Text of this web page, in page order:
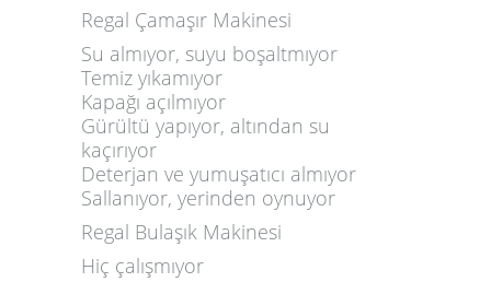
Regal Çamaşır Makinesi
Su almıyor, suyu boşaltmıyor
Temiz yıkamıyor
Kapağı açılmıyor
Gürültü yapıyor, altından su
kaçırıyor
Deterjan ve yumuşatıcı almıyor
Sallanıyor, yerinden oynuyor
Regal Bulaşık Makinesi
Hiç çalışmıyor